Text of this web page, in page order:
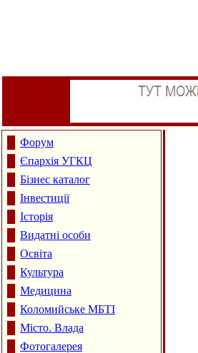
Форум
Єпархія УГКЦ
Бізнес каталог
Інвестиції
Історія
Видатні особи
Освіта
Культура
Медицина
Коломийське МБТІ
Місто. Влада
Фотогалерея